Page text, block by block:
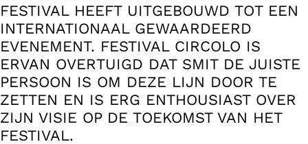
FESTIVAL HEEFT UITGEBOUWD TOT EEN
INTERNATIONAAL GEWAARDEERD
EVENEMENT. FESTIVAL CIRCOLO IS
ERVAN OVERTUIGD DAT SMIT DE JUISTE
PERSOON IS OM DEZE LIJN DOOR TE
ZETTEN EN IS ERG ENTHOUSIAST OVER
ZIJN VISIE OP DE TOEKOMST VAN HET
FESTIVAL.